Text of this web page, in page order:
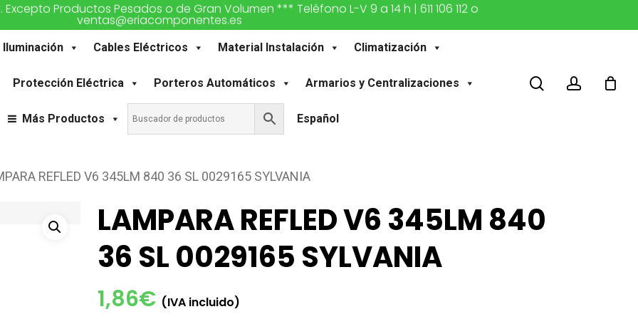
Productos Pesados o de Gran Volumen *** Teléfono L-V 9 a 14 h | 611 106 112 o
ventas@eriacomponentes.es
Iluminación Cables Eléctricos Material Instalación Climatización
Protección Eléctrica Porteros Automáticos Armarios y Centralizaciones
Más Productos Español
buscaraccount
REFLED V6 345LM 840 36 SL 0029165 SYLVANIA
LAMPARA REFLED V6 345LM 840
36 SL 0029165 SYLVANIA
1,86€ (IVA incluido)